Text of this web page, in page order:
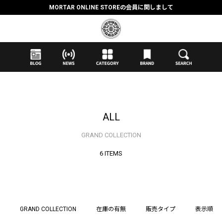
抽選応募時のクレジットカード決済の引き落としに関しまして
【応募前に必ずお読みください】抽選応募に関する注意事項
MORTAR ONLINE STOREの会員に関しまして
ALL
GRAND COLLECTION
6 ITEMS
GRAND COLLECTION 在庫の有無 販売タイプ 表示順